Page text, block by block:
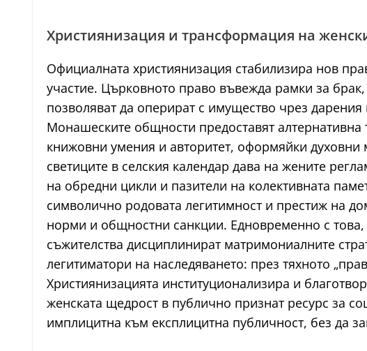
Християнизация и трансформация на
Официалната християнизация стабилизира нов
участие. Църковното право въвежда рамки за
позволяват да оперират с имущество чрез
Монашеските общности предоставят алтернативна
книжовни умения и авторитет, оформяйки
светиците в селския календар дава на жените
на обредни цикли и пазители на колективната
символично родовата легитимност и престиж на
норми и общностни санкции. Едновременно с
съжителства дисциплинират матримониалните
легитиматори на наследяването: през тяхното
Християнизацията институционализира и
женската щедрост в публично признат ресурс за
имплицитна към експлицитна публичност, без да